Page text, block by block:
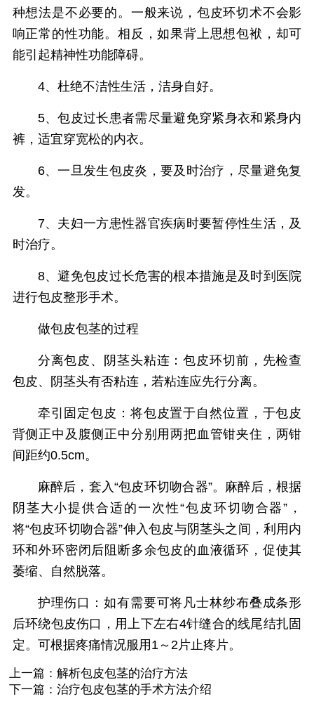
种想法是不必要的。一般来说，包皮环切术不会影
响正常的性功能。相反，如果背上思想包袱，却可
能引起精神性功能障碍。
4、杜绝不洁性生活，洁身自好。
5、包皮过长患者需尽量避免穿紧身衣和紧身内
裤，适宜穿宽松的内衣。
6、一旦发生包皮炎，要及时治疗，尽量避免复
发。
7、夫妇一方患性器官疾病时要暂停性生活，及
时治疗。
8、避免包皮过长危害的根本措施是及时到医院
进行包皮整形手术。
做包皮包茎的过程
分离包皮、阴茎头粘连：包皮环切前，先检查
包皮、阴茎头有否粘连，若粘连应先行分离。
牵引固定包皮：将包皮置于自然位置，于包皮
背侧正中及腹侧正中分别用两把血管钳夹住，两钳
间距约0.5cm。
麻醉后，套入“包皮环切吻合器”。麻醉后，根据
阴茎大小提供合适的一次性“包皮环切吻合器”，
将“包皮环切吻合器”伸入包皮与阴茎头之间，利用内
环和外环密闭后阻断多余包皮的血液循环，促使其
萎缩、自然脱落。
护理伤口：如有需要可将凡士林纱布叠成条形
后环绕包皮伤口，用上下左右4针缝合的线尾结扎固
定。可根据疼痛情况服用1～2片止疼片。
上一篇：解析包皮包茎的治疗方法
下一篇：治疗包皮包茎的手术方法介绍